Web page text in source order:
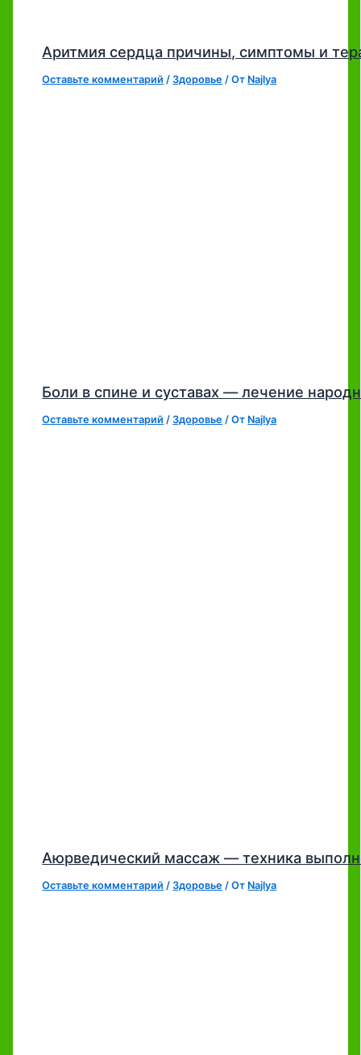
Аритмия сердца причины, симптомы и
Оставьте комментарий /Здоровье / От Najlya
Боли в спине и суставах — лечение
Оставьте комментарий /Здоровье / От Najlya
Аюрведический массаж — техника
Оставьте комментарий /Здоровье / От Najlya